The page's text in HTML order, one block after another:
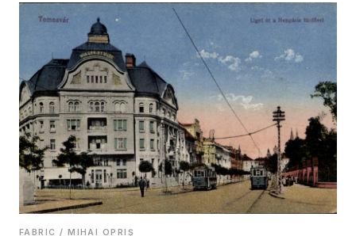
FABRIC / MIHAI OPRIȘ